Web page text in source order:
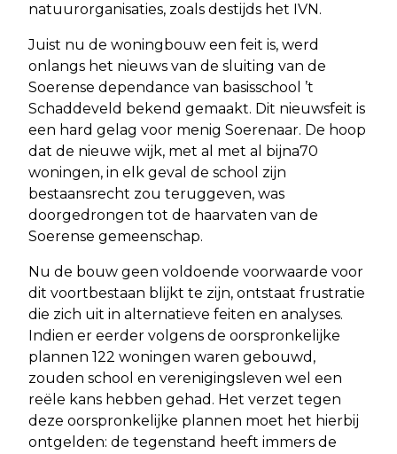
natuurorganisaties, zoals destijds het IVN.
Juist nu de woningbouw een feit is, werd
onlangs het nieuws van de sluiting van de
Soerense dependance van basisschool ’t
Schaddeveld bekend gemaakt. Dit nieuwsfeit is
een hard gelag voor menig Soerenaar. De hoop
dat de nieuwe wijk, met al met al bijna70
woningen, in elk geval de school zijn
bestaansrecht zou teruggeven, was
doorgedrongen tot de haarvaten van de
Soerense gemeenschap.
Nu de bouw geen voldoende voorwaarde voor
dit voortbestaan blijkt te zijn, ontstaat frustratie
die zich uit in alternatieve feiten en analyses.
Indien er eerder volgens de oorspronkelijke
plannen 122 woningen waren gebouwd,
zouden school en verenigingsleven wel een
reële kans hebben gehad. Het verzet tegen
deze oorspronkelijke plannen moet het hierbij
ontgelden: de tegenstand heeft immers de